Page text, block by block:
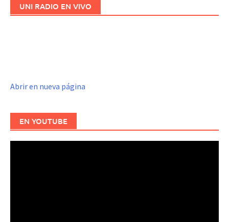
UNI RADIO EN VIVO
Abrir en nueva página
EN YOUTUBE